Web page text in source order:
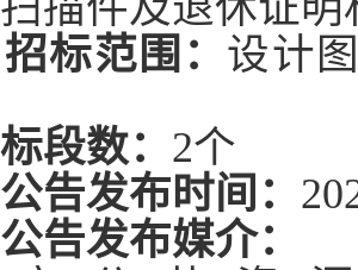
标范围： 设计
段数： 2个
告发布时间：
告发布媒介：